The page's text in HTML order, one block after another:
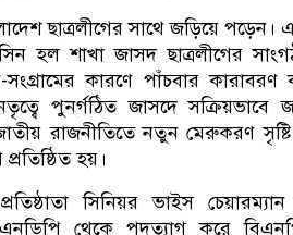
ছাত্রলীগের সাথে জড়িয়ে পড়েন।
হল শাখা জাসদ ছাত্রলীগের
কারণে পাঁচবার কারাবরণ
পুনর্গঠিত জাসদে সক্রিয়ভাবে
রাজনীতিতে নতুন মেরুকরণ
হয়।
সিনিয়র ভাইস
থেকে পদত্যাগ করে